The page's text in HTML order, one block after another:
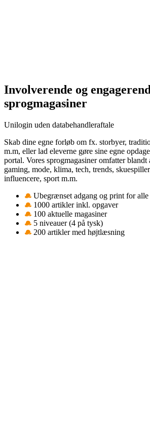
Involverende og
sprogmagasiner
Unilogin uden databehandleraftale
Skab dine egne forløb om fx. storbyer,
m.m, eller lad eleverne gøre sine egne
portal. Vores sprogmagasiner omfatter
gaming, mode, klima, tech, trends,
influencere, sport m.m.
Ubegrænset adgang og print for
1000 artikler inkl. opgaver
100 aktuelle magasiner
5 niveauer (4 på tysk)
200 artikler med højtlæsning